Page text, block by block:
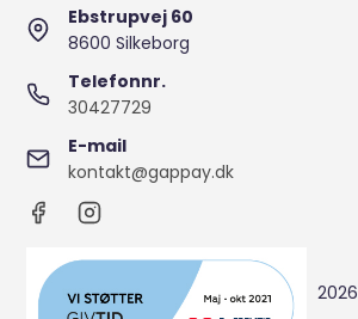
Ebstrupvej 60
8600 Silkeborg
Telefonnr.
30427729
E-mail
kontakt@gappay.dk